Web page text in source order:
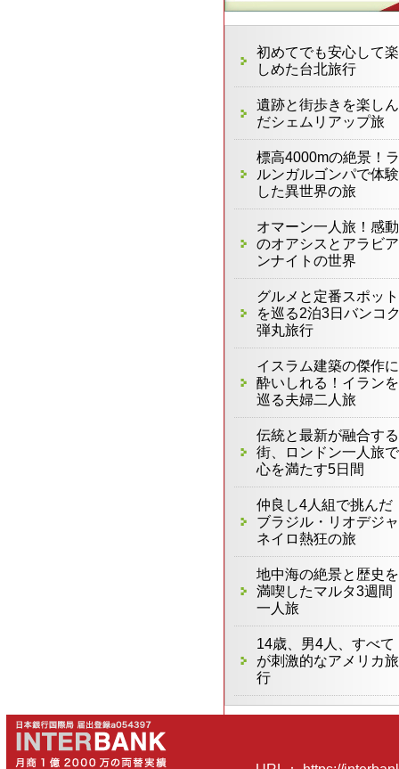
初めてでも安心して楽
しめた台北旅行
遺跡と街歩きを楽しん
だシェムリアップ旅
標高4000mの絶景！ラ
ルンガルゴンパで体験
した異世界の旅
オマーン一人旅！感動
のオアシスとアラビア
ンナイトの世界
グルメと定番スポット
を巡る2泊3日バンコ
弾丸旅行
イスラム建築の傑作に
酔いしれる！イランを
巡る夫婦二人旅
伝統と最新が融合する
街、ロンドン一人旅で
心を満たす5日間
仲良し4人組で挑んだ
ブラジル・リオデジャ
ネイロ熱狂の旅
地中海の絶景と歴史を
満喫したマルタ3週間
一人旅
14歳、男4人、すべて
が刺激的なアメリカ旅
行